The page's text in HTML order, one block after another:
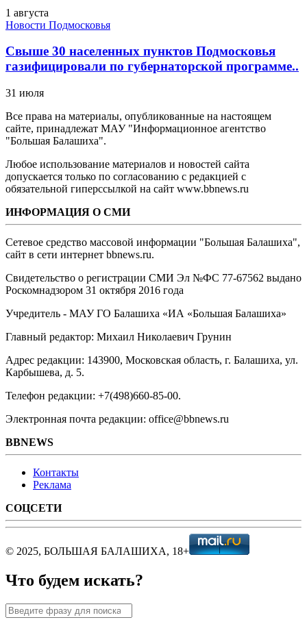
1 августа
Новости Подмосковья
Свыше 30 населенных пунктов Подмосковья
газифицировали по губернаторской программе..
31 июля
Все права на материалы, опубликованные на настоящем
сайте, принадлежат МАУ "Информационное агентство
"Большая Балашиха".
Любое использование материалов и новостей сайта
допускается только по согласованию с редакцией с
обязательной гиперссылкой на сайт www.bbnews.ru
ИНФОРМАЦИЯ О СМИ
Сетевое средство массовой информации "Большая Балашиха",
сайт в сети интернет bbnews.ru.
Свидетельство о регистрации СМИ Эл №ФС ‎77-67562 выдано
Роскомнадзором 31 октября 2016 года
Учредитель - МАУ ГО Балашиха «ИА «Большая Балашиха»
Главный редактор: Михаил Николаевич Грунин
Адрес редакции: 143900, Московская область, г. Балашиха, ул.
Карбышева, д. 5.
Телефон редакции: +7(498)660-85-00.
Электронная почта редакции: office@bbnews.ru
BBNEWS
Контакты
Реклама
СОЦСЕТИ
© 2025, БОЛЬШАЯ БАЛАШИХА, 18+
Что будем искать?